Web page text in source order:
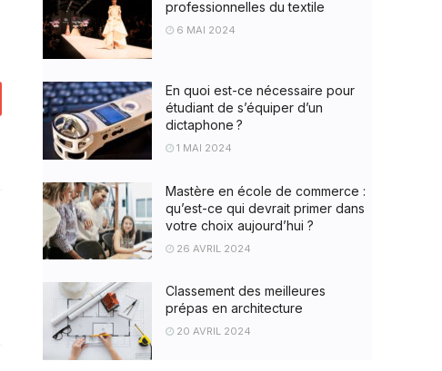
professionnelles du textile
6 MAI 2024
En quoi est-ce nécessaire pour
étudiant de s’équiper d’un
dictaphone ?
1 MAI 2024
Mastère en école de commerce :
qu’est-ce qui devrait primer dans
votre choix aujourd’hui ?
26 AVRIL 2024
Classement des meilleures
prépas en architecture
20 AVRIL 2024